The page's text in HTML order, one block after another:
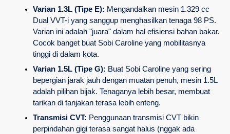
Varian 1.3L (Tipe E): Mengandalkan mesin 1.329 cc
Dual VVT-i yang sanggup menghasilkan tenaga 98 PS.
Varian ini adalah "juara" dalam hal efisiensi bahan bakar.
Cocok banget buat Sobi Caroline yang mobilitasnya
tinggi di dalam kota.
Varian 1.5L (Tipe G): Buat Sobi Caroline yang sering
bepergian jarak jauh dengan muatan penuh, mesin 1.5L
adalah pilihan bijak. Tenaganya lebih besar, membuat
tarikan di tanjakan terasa lebih enteng.
Transmisi CVT: Penggunaan transmisi CVT bikin
perpindahan gigi terasa sangat halus (nggak ada